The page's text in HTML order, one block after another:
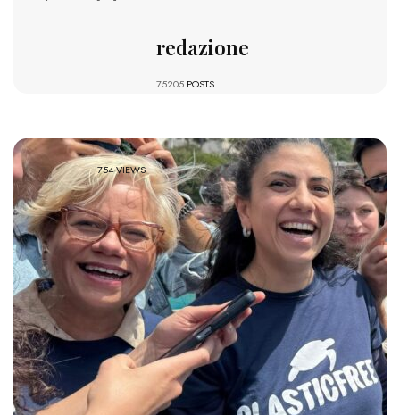
redazione
75205 POSTS
754 VIEWS